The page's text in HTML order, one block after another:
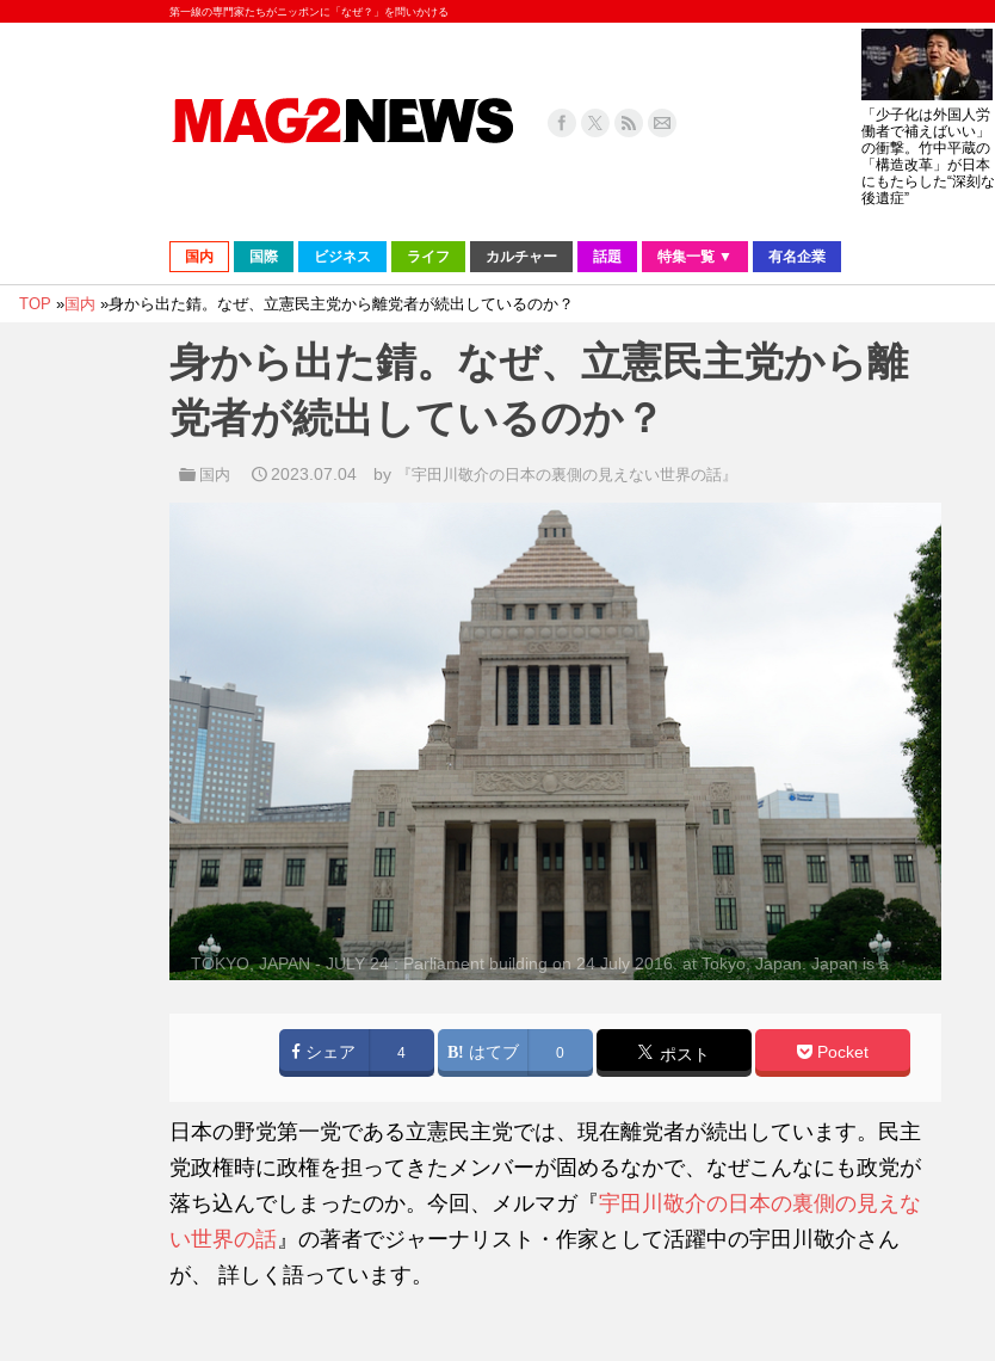
第一線の専門家たちがニッポンに「なぜ？」を問いかける
「少子化は外国人労
働者で補えばいい」
の衝撃。竹中平蔵の
「構造改革」が日本
にもたらした“深刻な
後遺症”
国内 国際 ビジネス ライフ カルチャー 話題 特集一覧 ▼ 有名企業
TOP »国内 »身から出た錆。なぜ、立憲民主党から離党者が続出しているのか？
身から出た錆。なぜ、立憲民主党から離
党者が続出しているのか？
国内 2023.07.04 by 『宇田川敬介の日本の裏側の見えない世界の話』
TOKYO, JAPAN - JULY 24 : Parliament building on 24 July 2016. at Tokyo, Japan. Japan is a
シェア 4 はてブ 0 ポスト Pocket
日本の野党第一党である立憲民主党では、現在離党者が続出しています。民主
党政権時に政権を担ってきたメンバーが固めるなかで、なぜこんなにも政党が
落ち込んでしまったのか。今回、メルマガ『宇田川敬介の日本の裏側の見えな
い世界の話 』の著者でジャーナリスト・作家として活躍中の宇田川敬介さん
が、 詳しく語っています。